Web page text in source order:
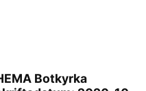
Botkyrka